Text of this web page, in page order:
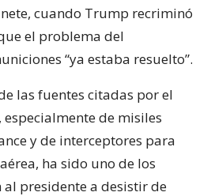
cuando Trump recriminó
el problema del
“ya estaba resuelto”.
las fuentes citadas por el
especialmente de misiles
y de interceptores para
ha sido uno de los
presidente a desistir de